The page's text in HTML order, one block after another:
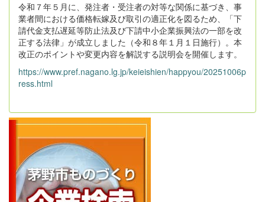
令和７年５月に、発注者・受注者の対等な関係に基づき、事
業者間における価格転嫁及び取引の適正化を図るため、「下
請代金支払遅延等防止法及び下請中小企業振興法の一部を改
正する法律」が成立しました（令和８年１月１日施行）。本
改正のポイントや変更内容を解説する説明会を開催します。
https://www.pref.nagano.lg.jp/keieishien/happyou/20251006p
ress.html